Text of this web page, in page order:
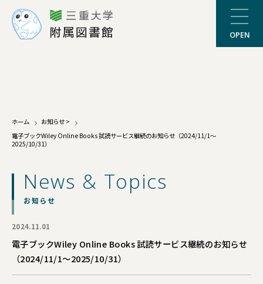
附属図書館 OPEN
ホーム お知らせ >
電子ブックWiley Online Books 試読サービス継続のお知らせ（2024/11/1～
2025/10/31）
News & Topics
お知らせ
2024.11.01
電子ブックWiley Online Books 試読サービス継続のお知らせ
（2024/11/1～2025/10/31）